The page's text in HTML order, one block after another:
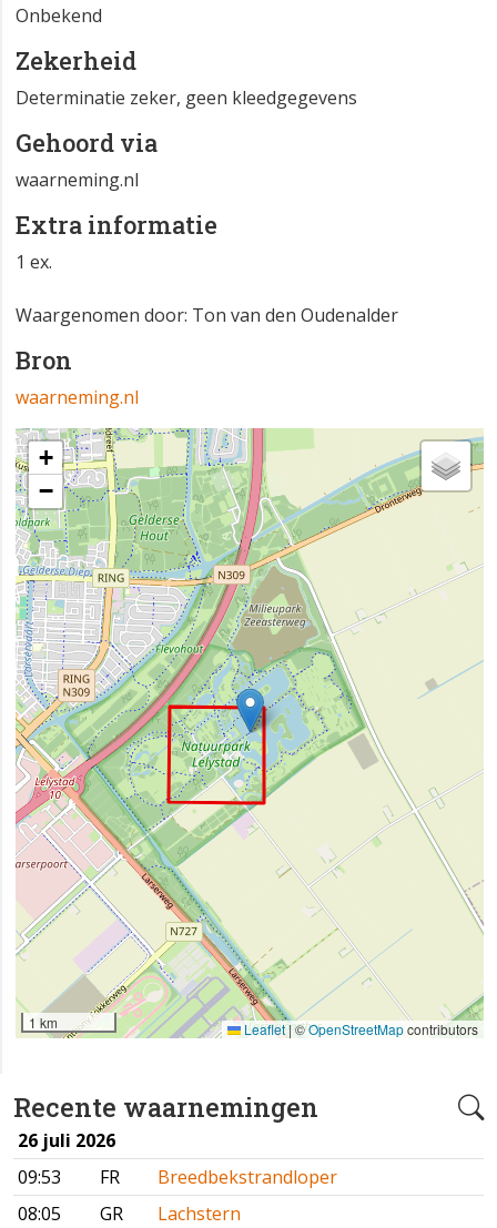
Recente waarnemingen
26 juli 2026
09:53
FR
Breedbekstrandloper
08:05
GR
Lachstern
Onbekend
Zekerheid
Determinatie zeker, geen kleedgegevens
Gehoord via
waarneming.nl
Extra informatie
1 ex.
Waargenomen door: Ton van den Oudenalder
Bron
waarneming.nl
+
−
1 km Leaflet|©OpenStreetMapcontributors